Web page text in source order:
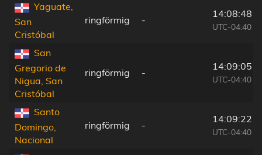
Yaguate,
San
Cristóbal
ringförmig -
14:08:48
UTC-04:40
San
Gregorio de
Nigua, San
Cristóbal
ringförmig -
14:09:05
UTC-04:40
Santo
Domingo,
Nacional
ringförmig -
14:09:22
UTC-04:40